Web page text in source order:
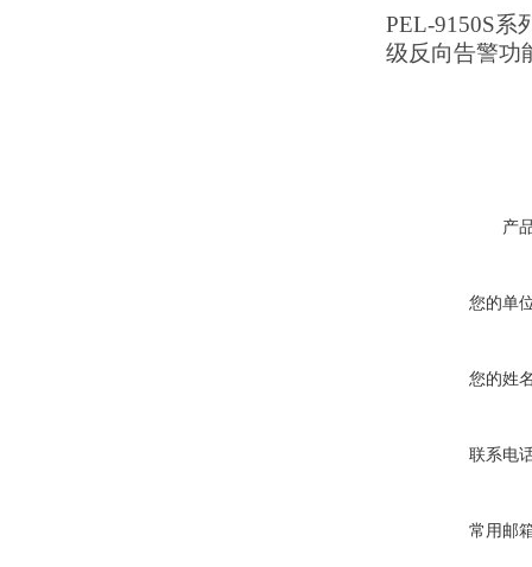
PEL-9150S系
级反向告警功
产
您的单
您的姓
联系电
常用邮